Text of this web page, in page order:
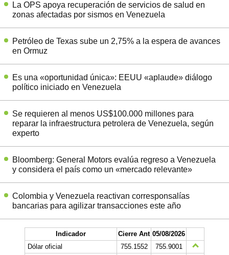
La OPS apoya recuperación de servicios de salud en
zonas afectadas por sismos en Venezuela
Petróleo de Texas sube un 2,75% a la espera de avances
en Ormuz
Es una «oportunidad única»: EEUU «aplaude» diálogo
político iniciado en Venezuela
Se requieren al menos US$100.000 millones para
reparar la infraestructura petrolera de Venezuela, según
experto
Bloomberg: General Motors evalúa regreso a Venezuela
y considera el país como un «mercado relevante»
Colombia y Venezuela reactivan corresponsalías
bancarias para agilizar transacciones este año
Indicador Cierre Ant 05/08/2026
Dólar oficial
755.1552
755.9001